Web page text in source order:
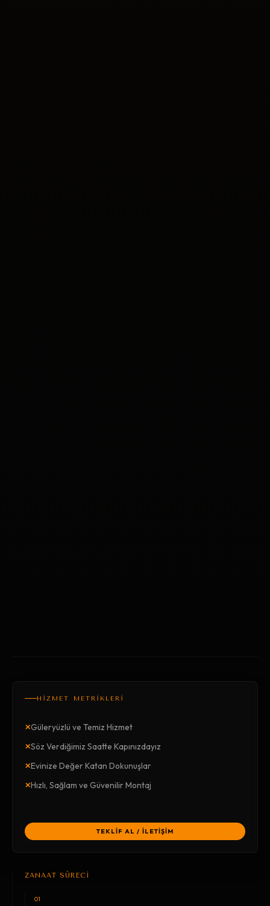
HİZMET METRİKLERİ
×Güleryüzlü ve Temiz Hizmet
×Söz Verdiğimiz Saatte Kapınızdayız
×Evinize Değer Katan Dokunuşlar
×Hızlı, Sağlam ve Güvenilir Montaj
TEKLİF AL / İLETİŞİM
ZANAAT SÜRECİ
01